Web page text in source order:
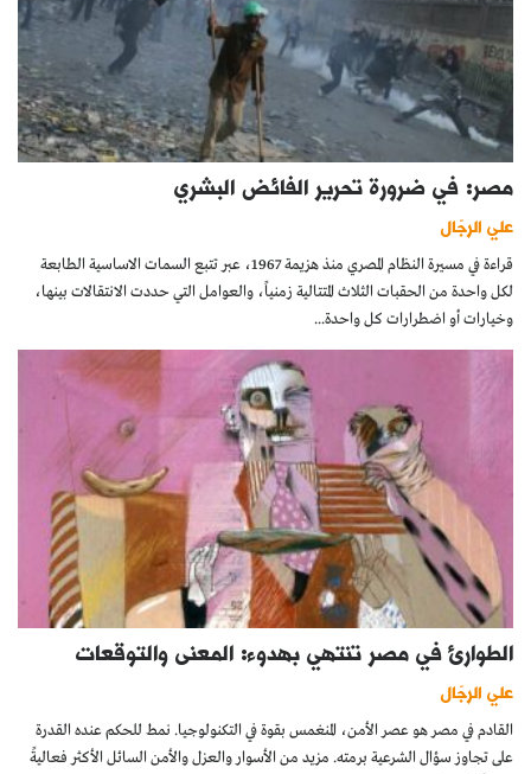
مصر: في ضرورة تحرير الفائض البشري
علي الرجّال
قراءة في مسيرة النظام المصري منذ هزيمة 1967، عبر تتبع السمات الاساسية الطابعة
لكل واحدة من الحقبات الثلاث المتتالية زمنياً، والعوامل التي حددت الانتقالات بينها،
وخيارات أو اضطرارات كل واحدة...
الطوارئ في مصر تنتهي بهدوء: المعنى والتوقعات
علي الرجّال
القادم في مصر هو عصر الأمن، المنغمس بقوة في التكنولوجيا. نمط للحكم عنده القدرة
على تجاوز سؤال الشرعية برمته. مزيد من الأسوار والعزل والأمن السائل الأكثر فعاليةً